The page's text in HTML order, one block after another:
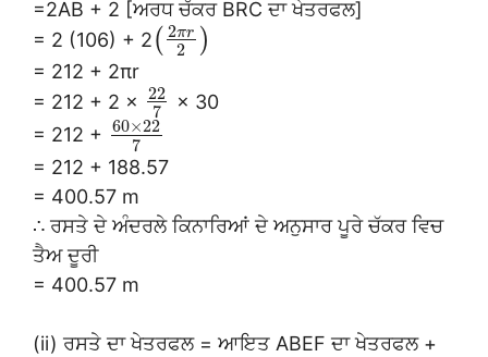
=2AB + 2 [ਅਰਧ ਚੱਕਰ BRC ਦਾ ਖੇਤਰਫਲ]
= 2 (106) + 2( 2πr
2 )
= 212 + 2πr
= 212 + 2 ×
22
7
× 30
= 212 + 60×22
7
= 212 + 188.57
= 400.57 m
∴ ਰਸਤੇ ਦੇ ਅੰਦਰਲੇ ਕਿਨਾਰਿਆਂ ਦੇ ਅਨੁਸਾਰ ਪੂਰੇ ਚੱਕਰ ਵਿਚ
ਤੈਅ ਦੂਰੀ
= 400.57 m
(ii) ਰਸਤੇ ਦਾ ਖੇਤਰਫਲ = ਆਇਤ ABEF ਦਾ ਖੇਤਰਫਲ +